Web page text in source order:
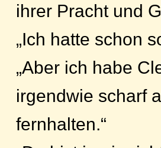
ihrer Pracht und
„Ich hatte schon
„Aber ich habe
irgendwie scharf
fernhalten.“